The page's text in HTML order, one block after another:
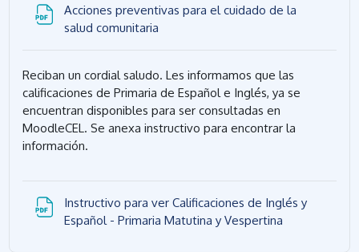
Acciones preventivas para el cuidado de la
salud comunitaria
Reciban un cordial saludo. Les informamos que las
calificaciones de Primaria de Español e Inglés, ya se
encuentran disponibles para ser consultadas en
MoodleCEL. Se anexa instructivo para encontrar la
información.
Instructivo para ver Calificaciones de Inglés y
Español - Primaria Matutina y Vespertina